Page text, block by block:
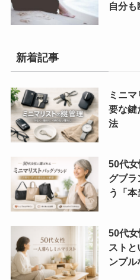
自分も
新着記事
ミニ
要な鍵
法
50代
グブラ
う「
50代
スト
ンプル